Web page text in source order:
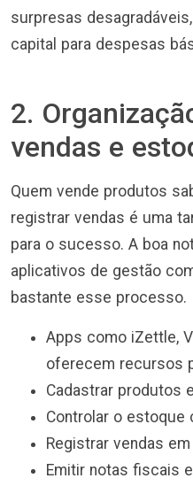
surpresas
capital para despesas
2.
vendas e
Quem vende produtos
registrar vendas é uma
para o sucesso. A boa
aplicativos de gestão
bastante esse processo.
Apps como iZettle,
oferecem recursos
Cadastrar produtos
Controlar o estoque
Registrar vendas
Emitir notas fiscais